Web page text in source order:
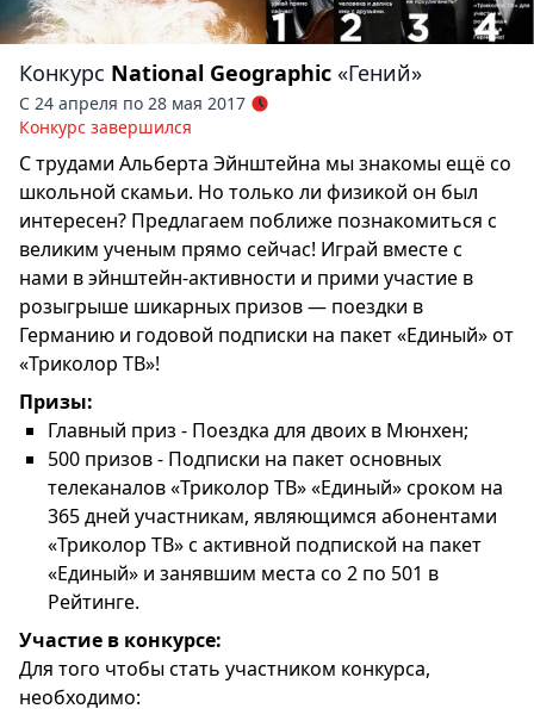
Конкурс National Geographic «Гений»
С 24 апреля по 28 мая 2017
Конкурс завершился
С трудами Альберта Эйнштейна мы знакомы ещё со
школьной скамьи. Но только ли физикой он был
интересен? Предлагаем поближе познакомиться с
великим ученым прямо сейчас! Играй вместе с
нами в эйнштейн-активности и прими участие в
розыгрыше шикарных призов — поездки в
Германию и годовой подписки на пакет «Единый» от
«Триколор ТВ»!
Призы:
Главный приз - Поездка для двоих в Мюнхен;
500 призов - Подписки на пакет основных
телеканалов «Триколор ТВ» «Единый» сроком на
365 дней участникам, являющимся абонентами
«Триколор ТВ» с активной подпиской на пакет
«Единый» и занявшим места со 2 по 501 в
Рейтинге.
Участие в конкурсе:
Для того чтобы стать участником конкурса,
необходимо: